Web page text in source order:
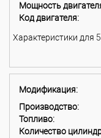
Мощность
Код двигателя:
Характеристики для
Модификация:
Производство:
Топливо:
Количество